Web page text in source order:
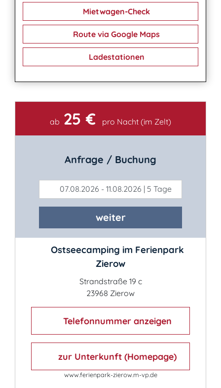
Mietwagen-Check
Route via Google Maps
Ladestationen
Kontakt
ab 25 € pro Nacht (im Zelt)
Anfrage / Buchung
07.08.2026 - 11.08.2026 | 5 Tage
weiter
Ostseecamping im Ferienpark
Zierow
Strandstraße 19 c
23968 Zierow
Telefonnummer anzeigen
zur Unterkunft (Homepage)
www.ferienpark-zierow.m-vp.de